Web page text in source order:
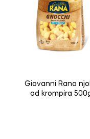
Giovanni Rana
od krompira